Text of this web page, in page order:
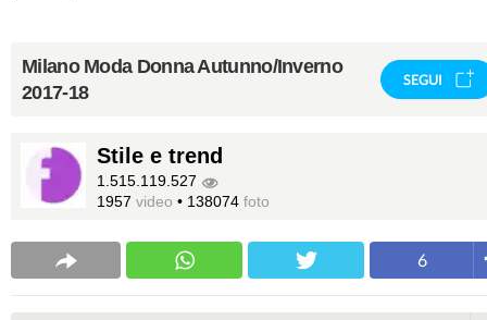
Milano Moda Donna Autunno/Inverno
2017-18
SEGUI
Stile e trend
1.515.119.527
1957 video • 138074 foto
6